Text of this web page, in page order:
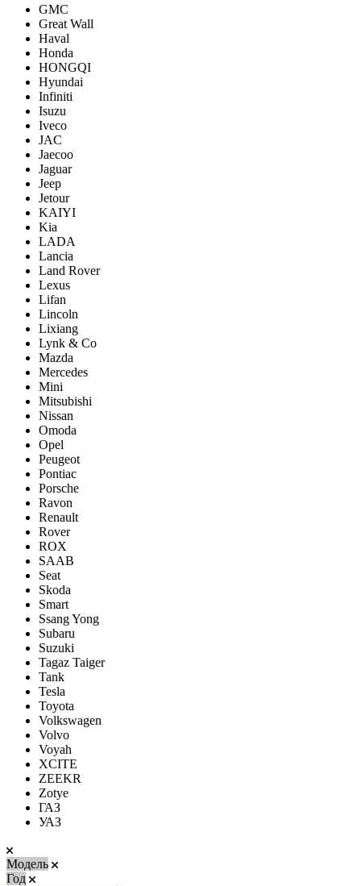
GMC
Great Wall
Haval
Honda
HONGQI
Hyundai
Infiniti
Isuzu
Iveco
JAC
Jaecoo
Jaguar
Jeep
Jetour
KAIYI
Kia
LADA
Lancia
Land Rover
Lexus
Lifan
Lincoln
Lixiang
Lynk & Co
Mazda
Mercedes
Mini
Mitsubishi
Nissan
Omoda
Opel
Peugeot
Pontiac
Porsсhe
Ravon
Renault
Rover
ROX
SAAB
Seat
Skoda
Smart
Ssang Yong
Subaru
Suzuki
Tagaz Taiger
Tank
Tesla
Toyota
Volkswagen
Volvo
Voyah
XCITE
ZEEKR
Zotye
ГАЗ
УАЗ
Модель
Год